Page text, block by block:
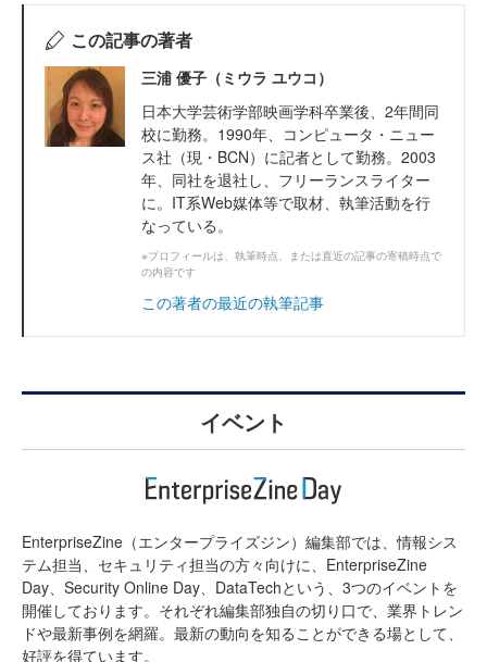
この記事の著者
三浦 優子（ミウラ ユウコ）
日本大学芸術学部映画学科卒業後、2年間同
校に勤務。1990年、コンピュータ・ニュー
ス社（現・BCN）に記者として勤務。2003
年、同社を退社し、フリーランスライター
に。IT系Web媒体等で取材、執筆活動を行
なっている。
※プロフィールは、執筆時点、または直近の記事の寄稿時点で
の内容です
この著者の最近の執筆記事
イベント
EnterpriseZine（エンタープライズジン）編集部では、情報シス
テム担当、セキュリティ担当の方々向けに、EnterpriseZine
Day、Security Online Day、DataTechという、3つのイベントを
開催しております。それぞれ編集部独自の切り口で、業界トレン
ドや最新事例を網羅。最新の動向を知ることができる場として、
好評を得ています。